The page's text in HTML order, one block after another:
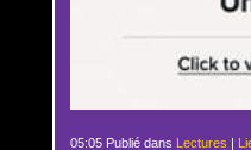
05:05 Publié dans Lectures |